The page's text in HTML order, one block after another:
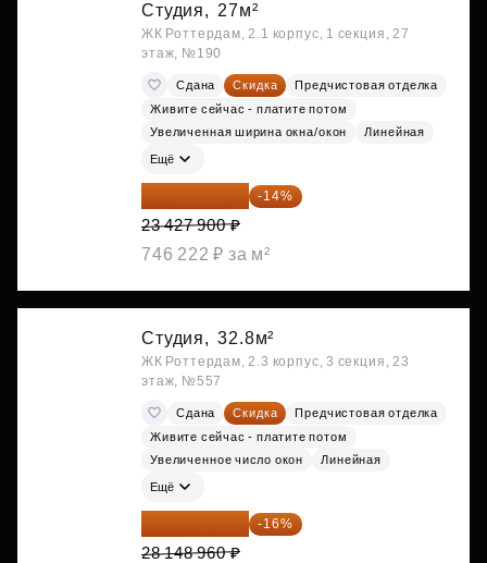
Студия, 27м²
ЖК Роттердам, 2.1 корпус, 1 секция, 27
этаж, №190
Сдана Скидка
Предчистовая отделка
Живите сейчас - платите потом
Увеличенная ширина окна/окон
Линейная
Ещё
20 147 994 ₽ -14%
23 427 900 ₽
746 222 ₽ за м²
Студия, 32.8м²
ЖК Роттердам, 2.3 корпус, 3 секция, 23
этаж, №557
Сдана Скидка
Предчистовая отделка
Живите сейчас - платите потом
Увеличенное число окон
Линейная
Ещё
23 645 126 ₽ -16%
28 148 960 ₽